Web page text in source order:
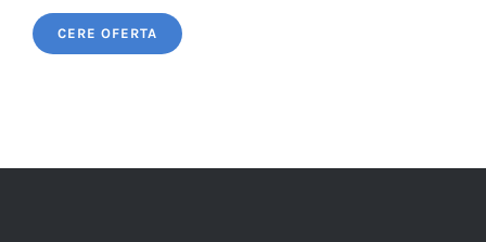
Please leave this field empty.